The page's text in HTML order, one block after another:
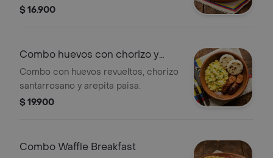
mozzarella, guacamole, pico de gallo,
$ 16.900
Combo huevos con chorizo y
arepa
Combo con huevos revueltos, chorizo
santarrosano y arepita paisa.
$ 19.900
Combo Waffle Breakfast